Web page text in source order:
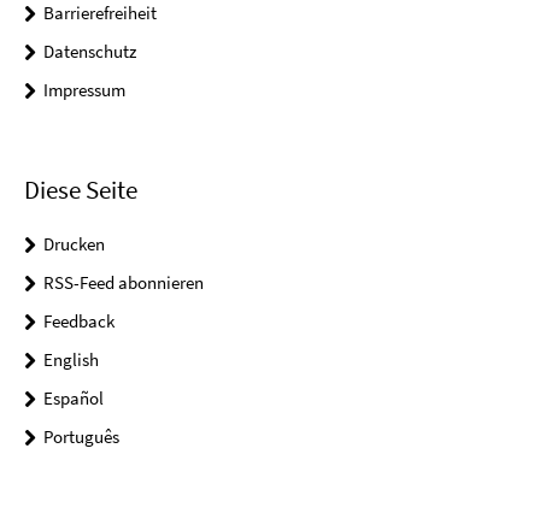
Barrierefreiheit
Datenschutz
Impressum
Diese Seite
Drucken
RSS-Feed abonnieren
Feedback
English
Español
Português